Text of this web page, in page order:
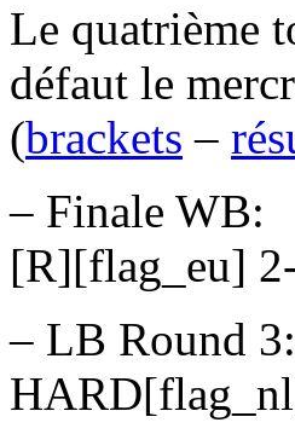
Le quatrième
défaut le
(brackets –
– Finale WB:
[R][flag_eu]
– LB Round 3: